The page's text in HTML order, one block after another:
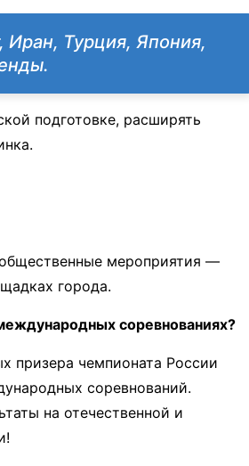
Иран, Турция, Япония,
подготовке, расширять
мероприятия —
города.
соревнованиях?
призера чемпионата России
соревнований.
на отечественной и